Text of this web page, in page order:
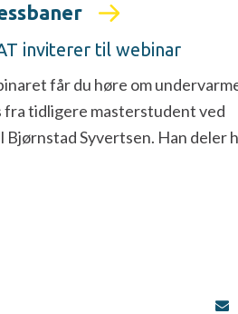
inviterer til webinar
får du høre om
fra tidligere masterstudent ved
Bjørnstad Syvertsen. Han deler